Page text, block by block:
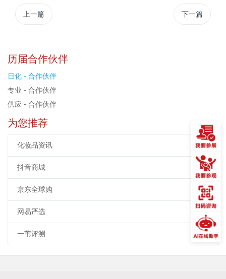
上一篇 下一篇
历届合作伙伴
日化 - 合作伙伴
专业 - 合作伙伴
供应 - 合作伙伴
为您推荐
化妆品资讯
抖音商城
京东全球购
网易严选
一苇评测